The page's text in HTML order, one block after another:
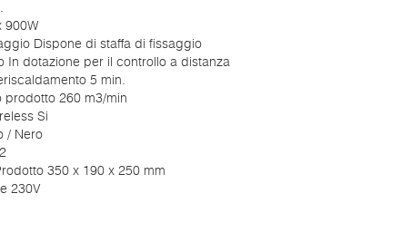
900W
Dispone di staffa di fissaggio
In dotazione per il controllo a distanza
5 min.
prodotto 260 m3/min
Si
/ Nero
350 x 190 x 250 mm
230V